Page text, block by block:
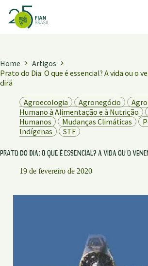
para
Home
Artigos
Prato do Dia: O que é essencial? A vida ou o
dirá
Agroecologia
Agronegócio
Humano à Alimentação e à Nutrição
Humanos
Mudanças Climáticas
Indígenas
STF
Prato do Dia: O que é essencial? A vida ou o
19 de fevereiro de 2020